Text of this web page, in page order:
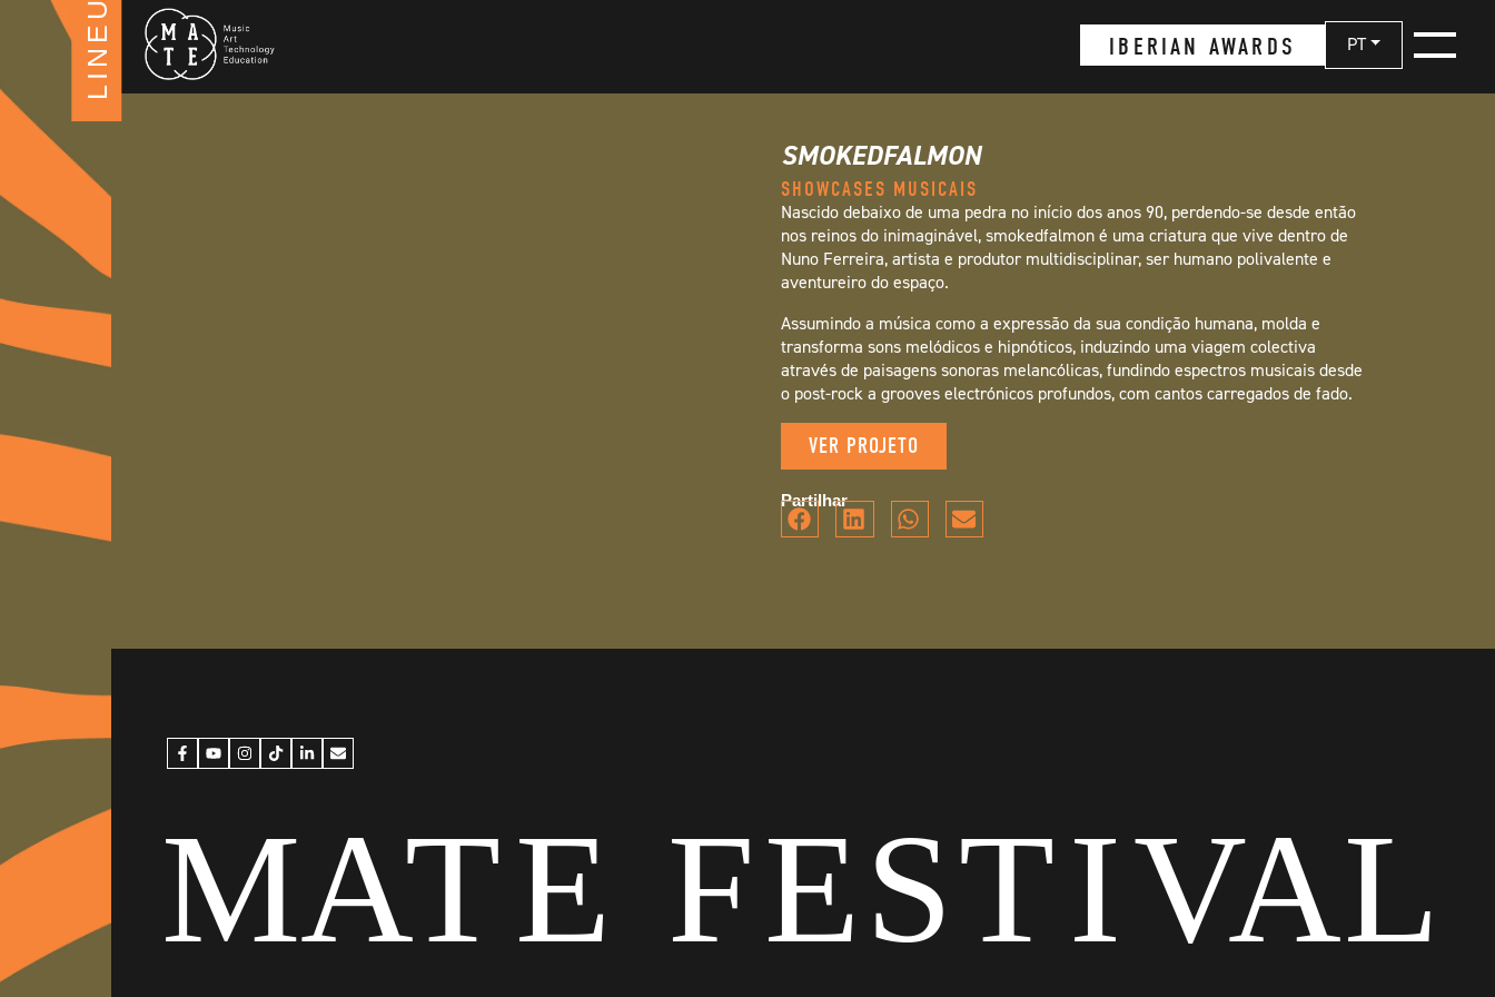
LINEUP PT
IBERIAN AWARDS
SMOKEDFALMON
SHOWCASES MUSICAIS
Nascido debaixo de uma pedra no início dos anos 90, perdendo-se desde então
nos reinos do inimaginável, smokedfalmon é uma criatura que vive dentro de
Nuno Ferreira, artista e produtor multidisciplinar, ser humano polivalente e
aventureiro do espaço.
Assumindo a música como a expressão da sua condição humana, molda e
transforma sons melódicos e hipnóticos, induzindo uma viagem colectiva
através de paisagens sonoras melancólicas, fundindo espectros musicais desde
o post-rock a grooves electrónicos profundos, com cantos carregados de fado.
VER PROJETO
Partilhar
×